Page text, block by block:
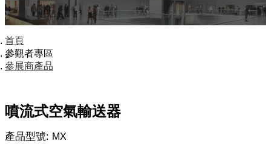
首頁
參觀者專區
參展商產品
噴流式空氣輸送器
產品型號: MX